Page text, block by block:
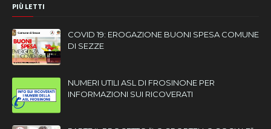
PIÙ LETTI
COVID 19: EROGAZIONE BUONI SPESA COMUNE
DI SEZZE
NUMERI UTILI ASL DI FROSINONE PER
INFORMAZIONI SUI RICOVERATI